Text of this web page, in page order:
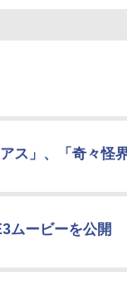
ス」、「奇々怪
ムービーを公開